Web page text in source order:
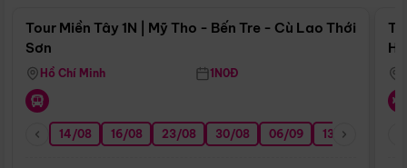
Tour Miền Tây 1N | Mỹ Tho - Bến Tre - Cù Lao Thới
Sơn
Hồ Chí Minh 1N0Đ
14/08 16/08 23/08 30/08 06/09 13/09